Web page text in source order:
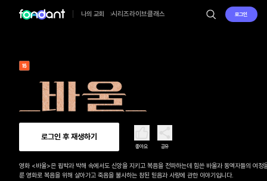
나의 교회 시리즈라이브클래스 로그인
로그인 후 재생하기
좋아요 공유
영화 <바울>은 핍박과 박해 속에서도 신앙을 지키고 복음을 전파하는데 힘쓴 바울과 동역자들의 여정
룬 영화로 복음을 위해 살아가고 죽음을 불사하는 참된 믿음과 사랑에 관한 이야기입니다.